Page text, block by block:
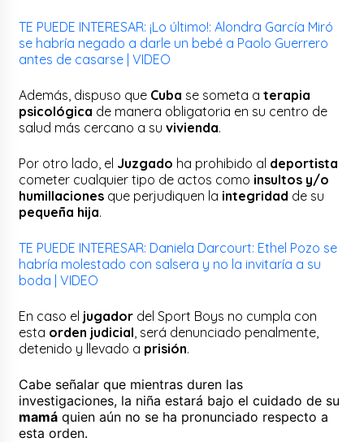
TE PUEDE INTERESAR: ¡Lo último!: Alondra García Miró
se habría negado a darle un bebé a Paolo Guerrero
antes de casarse | VIDEO
Además, dispuso que Cuba se someta aterapia
psicológica de manera obligatoria en su centro de
salud más cercano a suvivienda.
Por otro lado, el Juzgado ha prohibido al deportista
cometer cualquier tipo de actos como insultos y/o
humillaciones que perjudiquen la integridad de su
pequeña hija.
TE PUEDE INTERESAR: Daniela Darcourt: Ethel Pozo se
habría molestado con salsera y no la invitaría a su
boda | VIDEO
En caso el jugador del Sport Boys no cumpla con
esta orden judicial , será denunciado penalmente,
detenido y llevado a prisión.
Cabe señalar que mientras duren las
investigaciones, la niñaestará bajo el cuidado de su
mamá quien aún no se ha pronunciado respecto a
estaorden.